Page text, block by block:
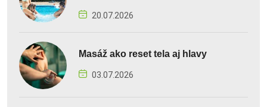
20.07.2026
Masáž ako reset tela aj hlavy
03.07.2026